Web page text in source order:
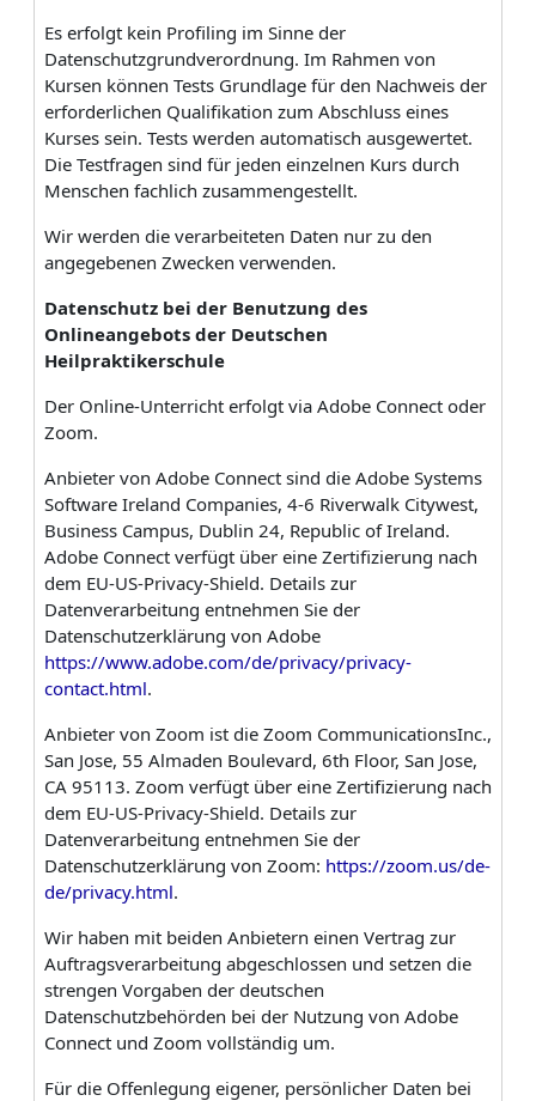
Es erfolgt kein Profiling im Sinne der
Datenschutzgrundverordnung. Im Rahmen von
Kursen können Tests Grundlage für den Nachweis der
erforderlichen Qualifikation zum Abschluss eines
Kurses sein. Tests werden automatisch ausgewertet.
Die Testfragen sind für jeden einzelnen Kurs durch
Menschen fachlich zusammengestellt.
Wir werden die verarbeiteten Daten nur zu den
angegebenen Zwecken verwenden.
Datenschutz bei der Benutzung des
Onlineangebots der Deutschen
Heilpraktikerschule
Der Online-Unterricht erfolgt via Adobe Connect oder
Zoom.
Anbieter von Adobe Connect sind die Adobe Systems
Software Ireland Companies, 4-6 Riverwalk Citywest,
Business Campus, Dublin 24, Republic of Ireland.
Adobe Connect verfügt über eine Zertifizierung nach
dem EU-US-Privacy-Shield. Details zur
Datenverarbeitung entnehmen Sie der
Datenschutzerklärung von Adobe
https://www.adobe.com/de/privacy/privacy-
contact.html.
Anbieter von Zoom ist die Zoom CommunicationsInc.,
San Jose, 55 Almaden Boulevard, 6th Floor, San Jose,
CA 95113. Zoom verfügt über eine Zertifizierung nach
dem EU-US-Privacy-Shield. Details zur
Datenverarbeitung entnehmen Sie der
Datenschutzerklärung von Zoom: https://zoom.us/de-
de/privacy.html.
Wir haben mit beiden Anbietern einen Vertrag zur
Auftragsverarbeitung abgeschlossen und setzen die
strengen Vorgaben der deutschen
Datenschutzbehörden bei der Nutzung von Adobe
Connect und Zoom vollständig um.
Für die Offenlegung eigener, persönlicher Daten bei